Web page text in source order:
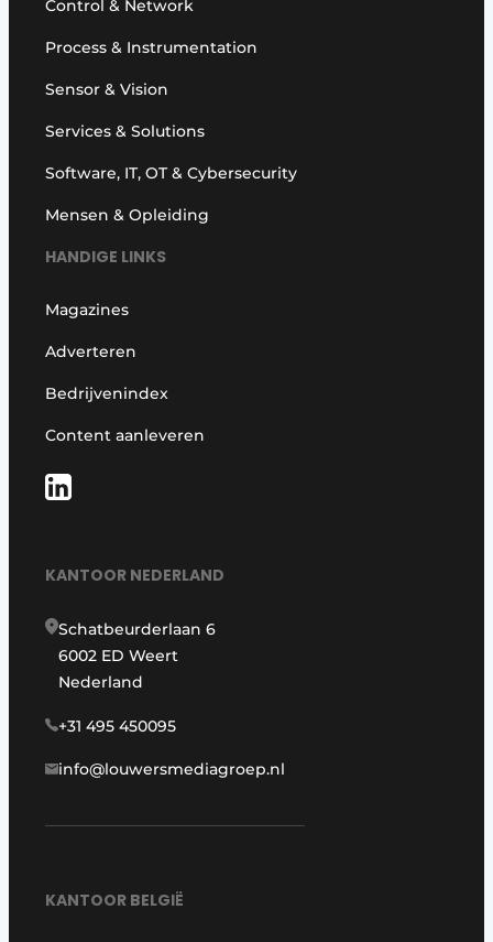
Control & Network
Process & Instrumentation
Sensor & Vision
Services & Solutions
Software, IT, OT & Cybersecurity
Mensen & Opleiding
HANDIGE LINKS
Magazines
Adverteren
Bedrijvenindex
Content aanleveren
KANTOOR NEDERLAND
Schatbeurderlaan 6
6002 ED Weert
Nederland
+31 495 450095
info@louwersmediagroep.nl
KANTOOR BELGIË